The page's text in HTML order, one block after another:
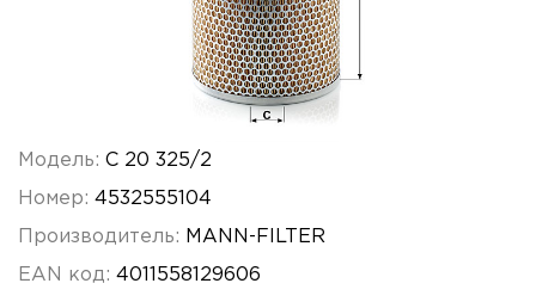
Модель: C 20 325/2
Номер: 4532555104
Производитель: MANN-FILTER
EAN код: 4011558129606